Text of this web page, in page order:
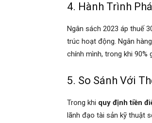
4. Hành Trình
Ngân sách 2023 áp thuế
trúc hoạt động. Ngân
chính mình, trong khi 90%
5. So Sánh Với
Trong khi quy định tiền
lãnh đạo tài sản kỹ thuật